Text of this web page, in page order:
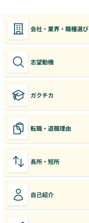
会社・業界・職種選び
志望動機
ガクチカ
転職・退職理由
長所・短所
自己紹介